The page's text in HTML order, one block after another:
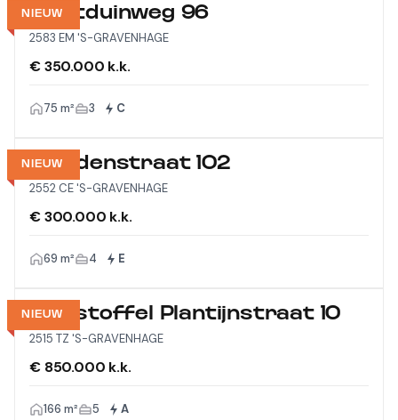
NIEUW
Westduinweg 96
2583 EM 'S-GRAVENHAGE
€ 350.000 k.k.
75 m² 3 C
NIEUW
Viandenstraat 102
2552 CE 'S-GRAVENHAGE
€ 300.000 k.k.
69 m² 4 E
NIEUW
Christoffel Plantijnstraat 10
2515 TZ 'S-GRAVENHAGE
€ 850.000 k.k.
166 m² 5 A